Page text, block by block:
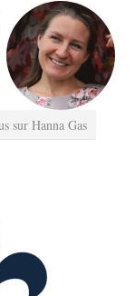
sur Hanna Gas